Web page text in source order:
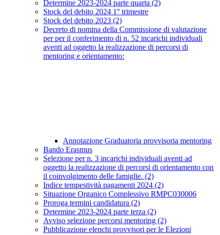
Determine 2023-2024 parte quarta (2)
Stock del debito 2024 1° trimestre
Stock del debito 2023 (2)
Decreto di nomina della Commissione di valutazione
per per il conferimento di n. 52 incarichi individuali
aventi ad oggetto la realizzazione di percorsi di
mentoring e orientamento:
Annotazione Graduatoria provvisoria mentoring
Bando Erasmus
Selezione per n. 3 incarichi individuali aventi ad
oggetto la realizzazione di percorsi di orientamento con
il coinvolgimento delle famiglie. (2)
Indice tempestività pagamenti 2024 (2)
Situazione Organico Complessivo RMPC030006
Proroga termini candidatura (2)
Determine 2023-2024 parte terza (2)
Avviso selezione percorsi mentoring (2)
Pubblicazione elenchi provvisori per le Elezioni